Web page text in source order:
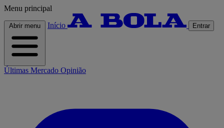
Menu principal
Abrir menu Início Entrar
Últimas Mercado Opinião